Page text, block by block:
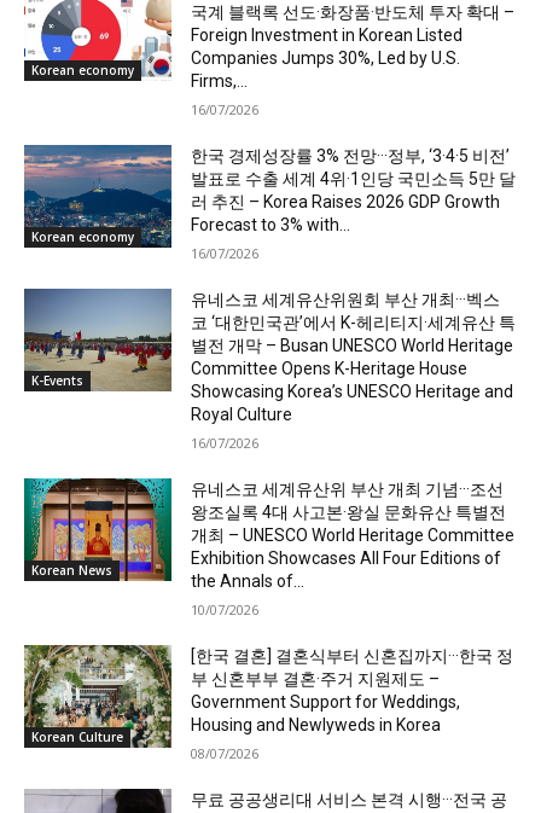
Korean economy
국계 블랙록 선도·화장품·반도체 투자 확대 –
Foreign Investment in Korean Listed
Companies Jumps 30%, Led by U.S.
Firms,...
16/07/2026
Korean economy
한국 경제성장률 3% 전망···정부, ‘3·4·5 비전’
발표로 수출 세계 4위·1인당 국민소득 5만 달
러 추진 – Korea Raises 2026 GDP Growth
Forecast to 3% with...
16/07/2026
K-Events
유네스코 세계유산위원회 부산 개최···벡스
코 ‘대한민국관’에서 K-헤리티지·세계유산 특
별전 개막 – Busan UNESCO World Heritage
Committee Opens K-Heritage House
Showcasing Korea’s UNESCO Heritage and
Royal Culture
16/07/2026
Korean News
유네스코 세계유산위 부산 개최 기념···조선
왕조실록 4대 사고본·왕실 문화유산 특별전
개최 – UNESCO World Heritage Committee
Exhibition Showcases All Four Editions of
the Annals of...
10/07/2026
Korean Culture
[한국 결혼] 결혼식부터 신혼집까지···한국 정
부 신혼부부 결혼·주거 지원제도 –
Government Support for Weddings,
Housing and Newlyweds in Korea
08/07/2026
무료 공공생리대 서비스 본격 시행···전국 공